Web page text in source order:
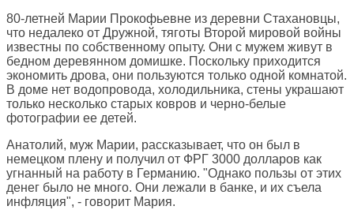
80-летней Марии Прокофьевне из деревни Стахановцы,
что недалеко от Дружной, тяготы Второй мировой войны
известны по собственному опыту. Они с мужем живут в
бедном деревянном домишке. Поскольку приходится
экономить дрова, они пользуются только одной комнатой.
В доме нет водопровода, холодильника, стены украшают
только несколько старых ковров и черно-белые
фотографии ее детей.
Анатолий, муж Марии, рассказывает, что он был в
немецком плену и получил от ФРГ 3000 долларов как
угнанный на работу в Германию. "Однако пользы от этих
денег было не много. Они лежали в банке, и их съела
инфляция", - говорит Мария.